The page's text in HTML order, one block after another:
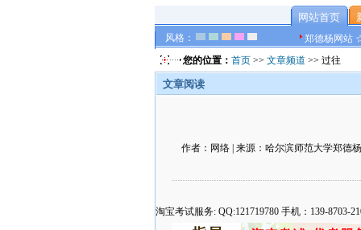
风格：
网站首页
郑德杨网站
您的位置： 首页 >> 文章频道 >> 过往
文章阅读
作者：网络 | 来源：哈尔滨师范大学郑德
淘宝考试服务: QQ:121719780 手机：139-